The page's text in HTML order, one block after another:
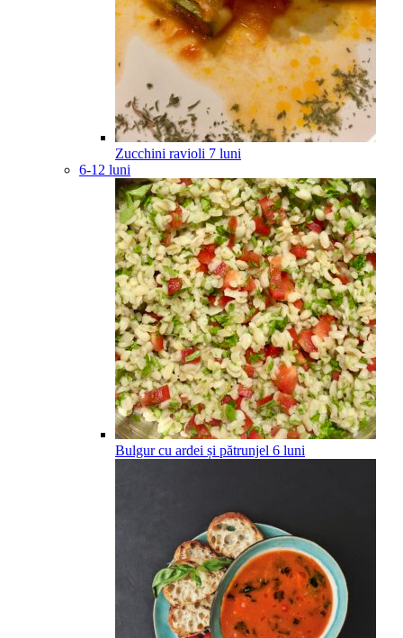
Zucchini ravioli 7 luni
6-12 luni
Bulgur cu ardei și pătrunjel 6 luni